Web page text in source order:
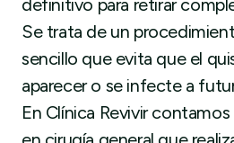
definitivo para retirar
Se trata de un
sencillo que evita que el
aparecer o se infecte a
En Clínica Revivir